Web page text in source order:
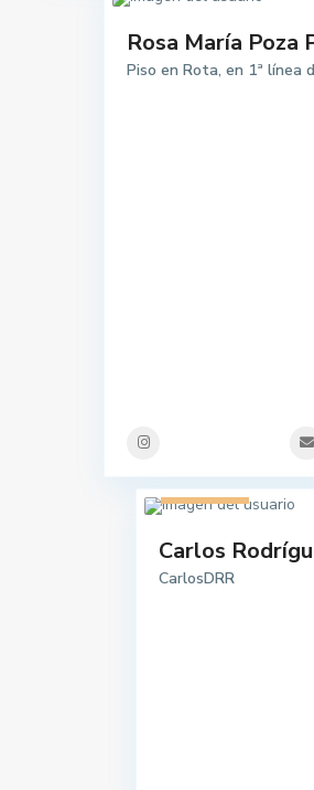
Rosa María Poza
Piso en Rota, en 1ª línea
1 listado
Carlos
CarlosDRR